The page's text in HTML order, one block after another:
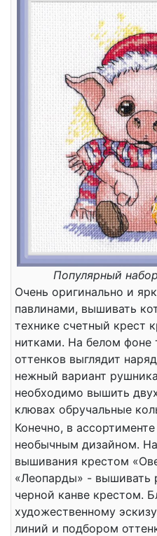
Популярный
Очень оригинально и
павлинами, вышивать
технике счетный крест
нитками. На белом фоне
оттенков выглядит
нежный вариант
необходимо вышить
клювах обручальные
Конечно, в
необычным дизайном.
вышивания крестом
«Леопарды» - вышивать
черной канве крестом.
художественному
линий и подбором